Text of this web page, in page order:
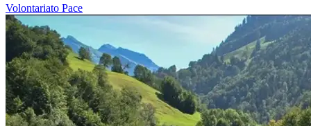
Volontariato Pace